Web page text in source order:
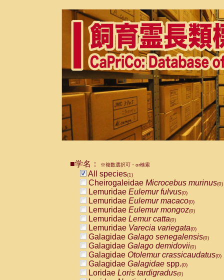
■学名： ※複数選択可・or検索
All species(1)
Cheirogaleidae Microcebus murinus(0)
Lemuridae Eulemur fulvus(0)
Lemuridae Eulemur macaco(0)
Lemuridae Eulemur mongoz(0)
Lemuridae Lemur catta(0)
Lemuridae Varecia variegata(0)
Galagidae Galago senegalensis(0)
Galagidae Galago demidovii(0)
Galagidae Otolemur crassicaudatus(0)
Galagidae Galagidae spp.(0)
Loridae Loris tardigradus(0)